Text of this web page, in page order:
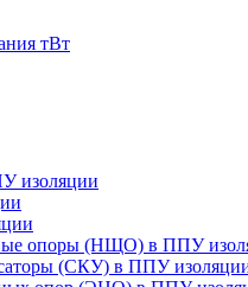
изоляции
опоры (НЩО) в ППУ
(СКУ) в ППУ